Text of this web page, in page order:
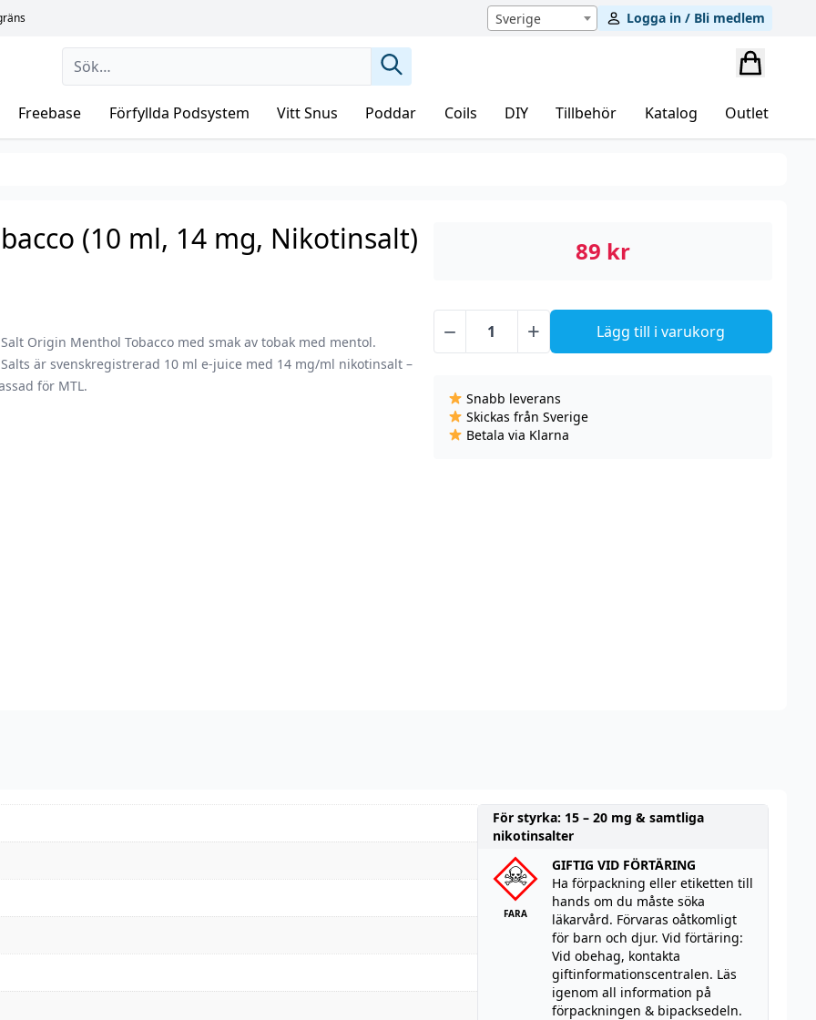
Sverige Logga in / Bli medlem
Freebase Förfyllda Podsystem Vitt Snus Poddar Coils DIY Tillbehör Katalog Outlet
(10 ml, 14 mg, Nikotinsalt)
Salt Origin Menthol Tobacco med smak av tobak med mentol.
Salts är svenskregistrerad 10 ml e-juice med 14 mg/ml nikotinsalt –
för MTL.
89 kr
−
Pod
-
Menthol
+ Lägg till i varukorg
Snabb leverans
Skickas från Sverige
Betala via Klarna
För styrka: 15 – 20 mg & samtliga
nikotinsalter
FARA
GIFTIG VID FÖRTÄRING
Ha förpackning eller etiketten till
hands om du måste söka
läkarvård. Förvaras oåtkomligt
för barn och djur. Vid förtäring:
Vid obehag, kontakta
giftinformationscentralen. Läs
igenom all information på
förpackningen & bipacksedeln.